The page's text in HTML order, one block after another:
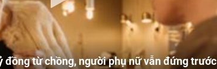
đồng từ chồng, người phụ nữ vẫn đứng trước